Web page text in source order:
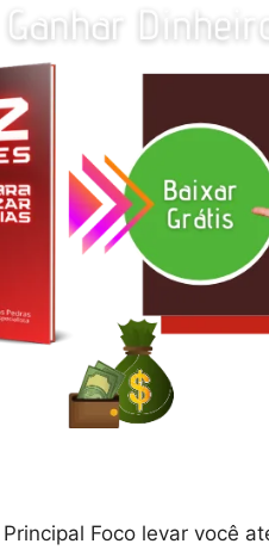
Foco levar você